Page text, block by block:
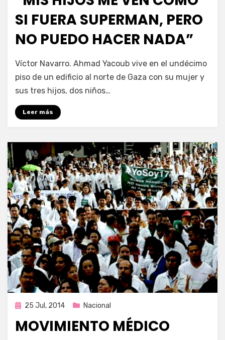
SI FUERA SUPERMAN, PERO
NO PUEDO HACER NADA”
por Enrique
Víctor Navarro. Ahmad Yacoub vive en el undécimo
piso de un edificio al norte de Gaza con su mujer y
sus tres hijos, dos niños…
Leer más
Publicada
25 Jul, 2014 Nacional
MOVIMIENTO MÉDICO